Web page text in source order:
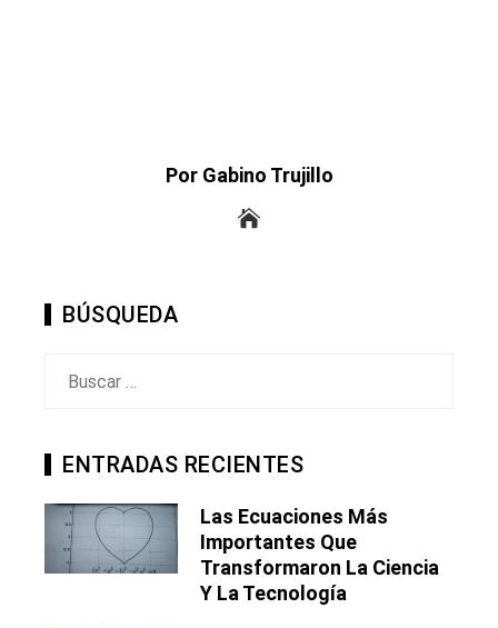
Por Gabino Trujillo
BÚSQUEDA
ENTRADAS RECIENTES
Las Ecuaciones Más
Importantes Que
Transformaron La Ciencia
Y La Tecnología